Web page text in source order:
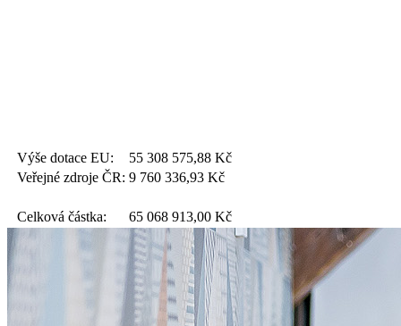
Výše dotace EU: 55 308 575,88 Kč
Veřejné zdroje ČR: 9 760 336,93 Kč
Celková částka: 65 068 913,00 Kč